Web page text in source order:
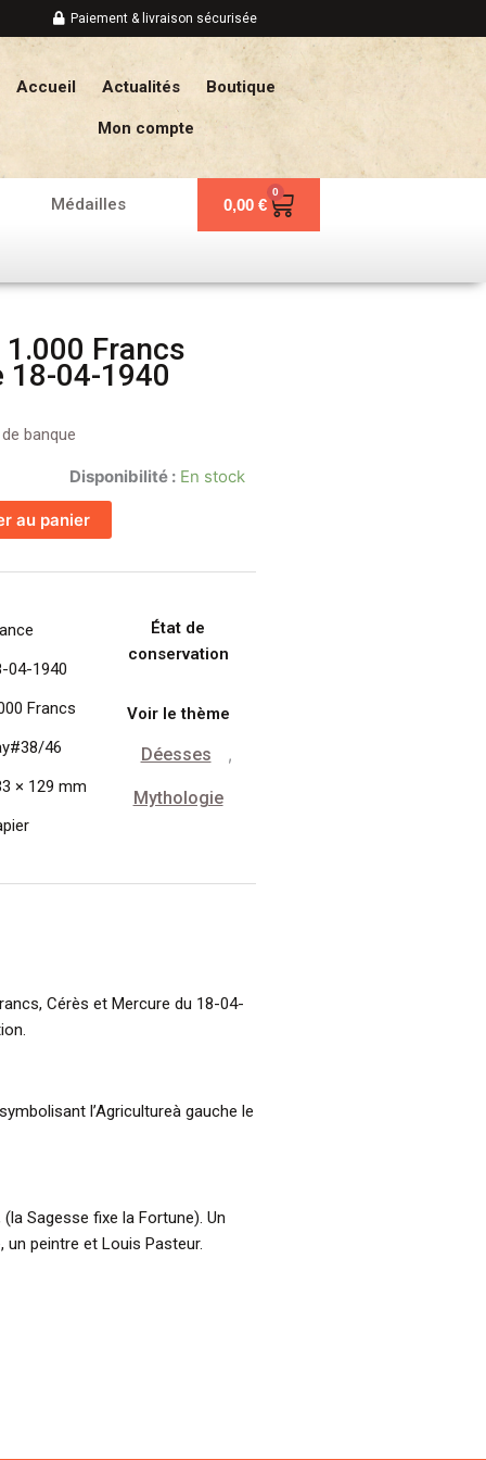
Paiement & livraison sécurisée
Accueil Actualités Boutique
Mon compte
Médailles 0,00 €
0
Panier
1.000 Francs
18-04-1940
banque
Disponibilité : En stock
au panier
04-1940
Francs
46
× 129 mm
État de
conservation
Voir le thème
Déesses ,
Mythologie
Cérès et Mercure du 18-04-
l’Agricultureà gauche le
Sagesse fixe la Fortune). Un
peintre et Louis Pasteur.